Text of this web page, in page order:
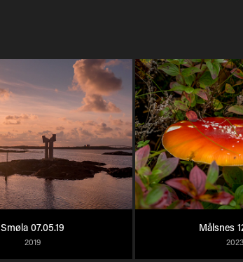
Smøla 07.05.19
2019
Målsnes
2023